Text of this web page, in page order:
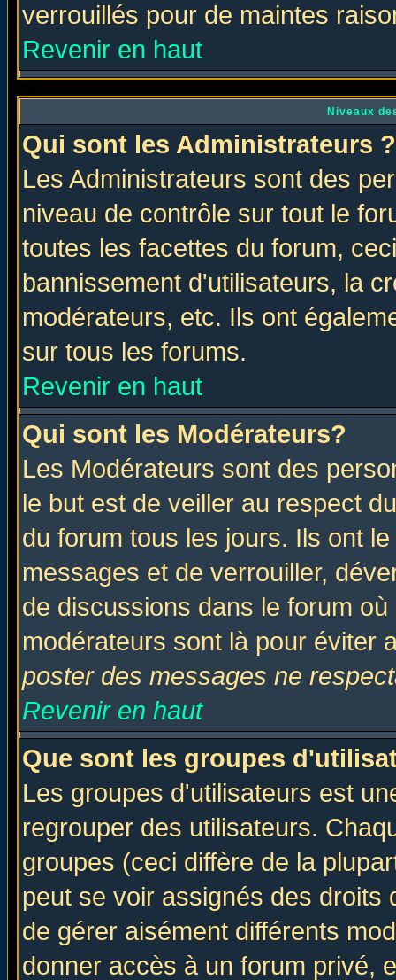
verrouillés pour de maintes
Revenir en haut
Niveaux
Qui sont les Administrateurs ?
Les Administrateurs sont des
niveau de contrôle sur tout le
toutes les facettes du forum,
bannissement d'utilisateurs, la
modérateurs, etc. Ils ont
sur tous les forums.
Revenir en haut
Qui sont les Modérateurs?
Les Modérateurs sont des
le but est de veiller au respect
du forum tous les jours. Ils ont
messages et de verrouiller,
de discussions dans le forum
modérateurs sont là pour éviter
poster des messages ne
Revenir en haut
Que sont les groupes
Les groupes d'utilisateurs est
regrouper des utilisateurs.
groupes (ceci diffère de la
peut se voir assignés des
de gérer aisément différents
donner accès à un forum privé,